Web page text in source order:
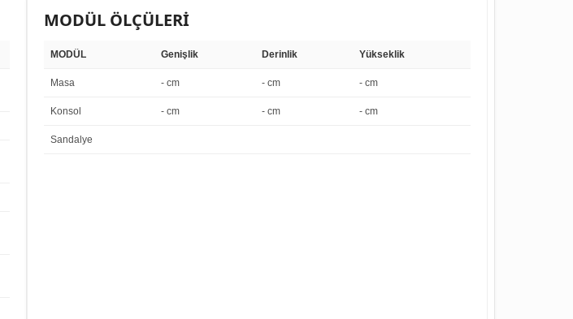
MODÜL ÖLÇÜLERİ
MODÜL Genişlik Derinlik Yükseklik
Masa - cm - cm - cm
Konsol - cm - cm - cm
Sandalye